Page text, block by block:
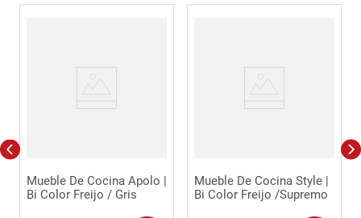
Mueble De Cocina Apolo |
Bi Color Freijo / Gris
Mueble De Cocina Style |
Bi Color Freijo /Supremo